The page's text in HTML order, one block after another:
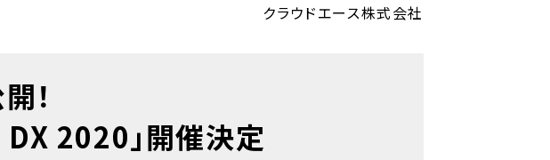
クラウドエース株式会社
！
DX 2020」開催決定